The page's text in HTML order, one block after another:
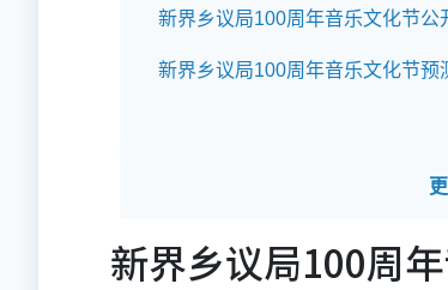
新界乡议局100周年音乐文化节公
新界乡议局100周年音乐文化节预
新界乡议局100周